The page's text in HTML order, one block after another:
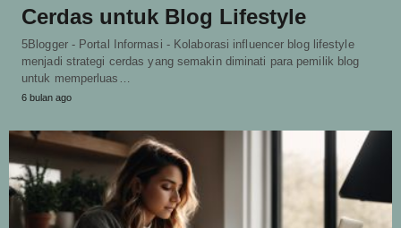
Cerdas untuk Blog Lifestyle
5Blogger - Portal Informasi - Kolaborasi influencer blog lifestyle
menjadi strategi cerdas yang semakin diminati para pemilik blog
untuk memperluas…
6 bulan ago